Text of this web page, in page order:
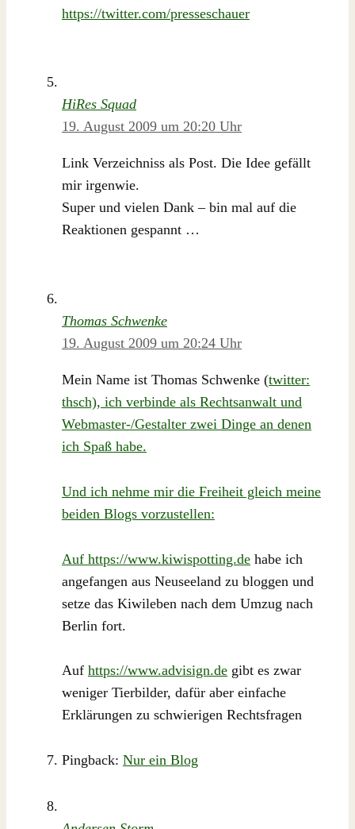
https://twitter.com/presseschauer
HiRes Squad
19. August 2009 um 20:20 Uhr
Link Verzeichniss als Post. Die Idee gefällt
mir irgenwie.
Super und vielen Dank – bin mal auf die
Reaktionen gespannt …
Thomas Schwenke
19. August 2009 um 20:24 Uhr
Mein Name ist Thomas Schwenke (twitter:
thsch), ich verbinde als Rechtsanwalt und
Webmaster-/Gestalter zwei Dinge an denen
ich Spaß habe.
Und ich nehme mir die Freiheit gleich meine
beiden Blogs vorzustellen:
Auf https://www.kiwispotting.de habe ich
angefangen aus Neuseeland zu bloggen und
setze das Kiwileben nach dem Umzug nach
Berlin fort.
Auf https://www.advisign.de gibt es zwar
weniger Tierbilder, dafür aber einfache
Erklärungen zu schwierigen Rechtsfragen
Pingback: Nur ein Blog